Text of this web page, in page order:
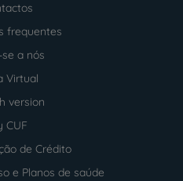
frequentes
a nós
Virtual
version
CUF
de Crédito
e Planos de saúde